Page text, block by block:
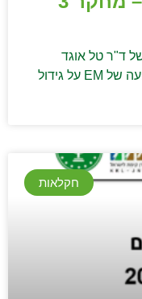
ד"ר טל אוגד
ממו"פ דרום, בו הוא בוחן את ההשפעה של EM על גידול
חקלאות